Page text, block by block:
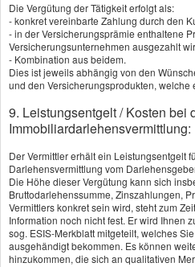
Könnte dich
interessieren:
Haus- und
Grundbesitzerhaftpf
licht
Vergleichsrechner
Die Vergütung der Tätigkeit erfolgt als:
- konkret vereinbarte Zahlung durch den
- in der Versicherungsprämie enthaltene
Versicherungsunternehmen ausgezahlt
- Kombination aus beidem.
Dies ist jeweils abhängig von den
und den Versicherungsprodukten, welche
9. Leistungsentgelt / Kosten bei
Immobiliardarlehensvermittlung:
Der Vermittler erhält ein Leistungsentgelt
Darlehensvermittlung vom
Die Höhe dieser Vergütung kann sich
Bruttodarlehenssumme, Zinszahlungen,
Vermittlers konkret sein wird, steht zum
Information noch nicht fest. Er wird Ihnen
sog. ESIS-Merkblatt mitgeteilt, welches
ausgehändigt bekommen. Es können
hinzukommen, die sich an qualitativen